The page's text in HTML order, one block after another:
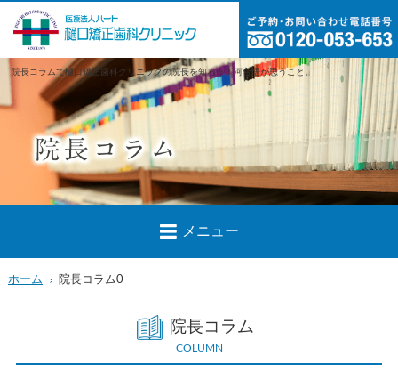
院長コラムで樋口矯正歯科クリニックの院長を知ろう！河合悟が思うこと。
メニュー
ホーム 院長コラム0
院長コラム
COLUMN